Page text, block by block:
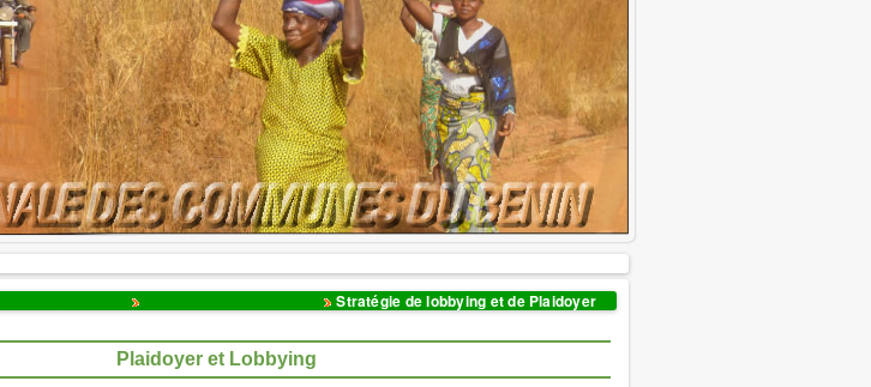
Stratégie de lobbying et de Plaidoyer
Plaidoyer et Lobbying